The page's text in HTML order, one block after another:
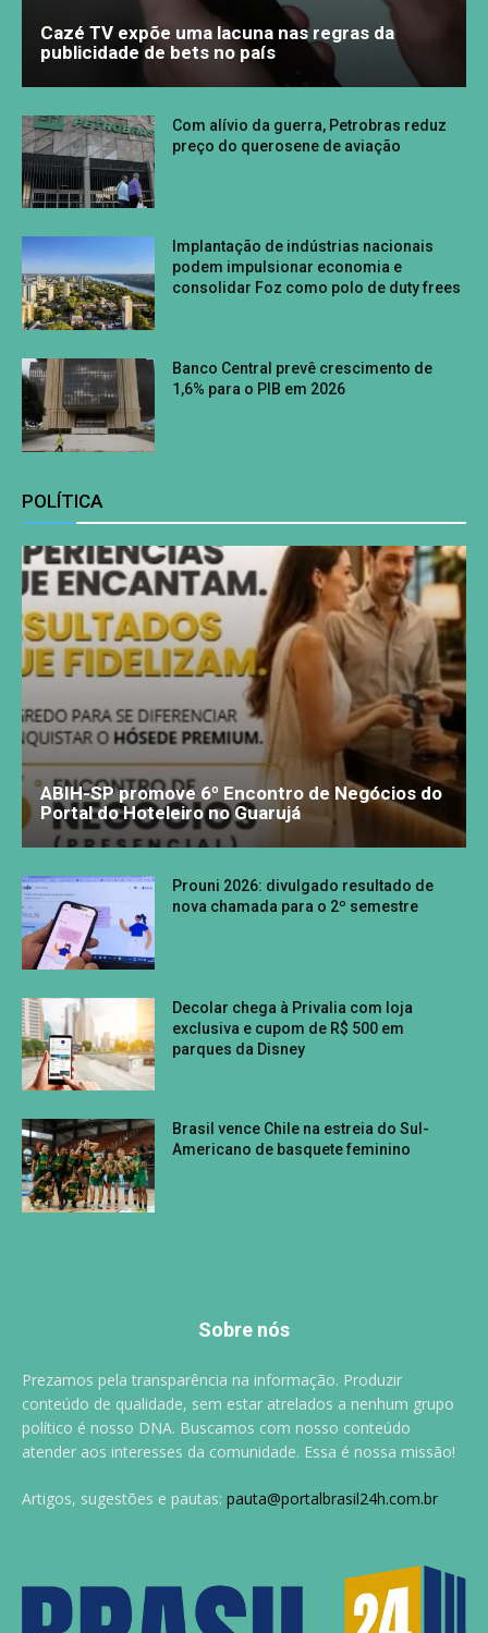
Cazé TV expõe uma lacuna nas regras da
publicidade de bets no país
Com alívio da guerra, Petrobras reduz
preço do querosene de aviação
Implantação de indústrias nacionais
podem impulsionar economia e
consolidar Foz como polo de duty frees
Banco Central prevê crescimento de
1,6% para o PIB em 2026
POLÍTICA
ABIH-SP promove 6º Encontro de Negócios do
Portal do Hoteleiro no Guarujá
Prouni 2026: divulgado resultado de
nova chamada para o 2º semestre
Decolar chega à Privalia com loja
exclusiva e cupom de R$ 500 em
parques da Disney
Brasil vence Chile na estreia do Sul-
Americano de basquete feminino
Sobre nós
Prezamos pela transparência na informação. Produzir
conteúdo de qualidade, sem estar atrelados a nenhum grupo
político é nosso DNA. Buscamos com nosso conteúdo
atender aos interesses da comunidade. Essa é nossa missão!
Artigos, sugestões e pautas: pauta@portalbrasil24h.com.br